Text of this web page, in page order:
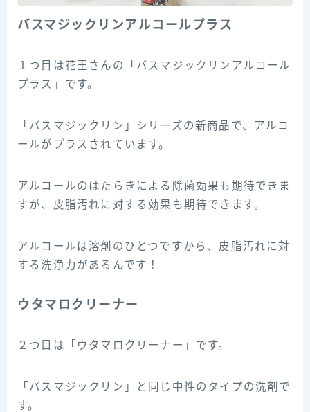
バスマジックリンアルコールプラス
１つ目は花王さんの「バスマジックリンアルコール
プラス」です。
「バスマジックリン」シリーズの新商品で、アルコ
ールがプラスされています。
アルコールのはたらきによる除菌効果も期待できま
すが、皮脂汚れに対する効果も期待できます。
アルコールは溶剤のひとつですから、皮脂汚れに対
する洗浄力があるんです！
ウタマロクリーナー
２つ目は「ウタマロクリーナー」です。
「バスマジックリン」と同じ中性のタイプの洗剤で
す。